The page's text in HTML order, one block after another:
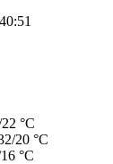
°C
20 °C
°C